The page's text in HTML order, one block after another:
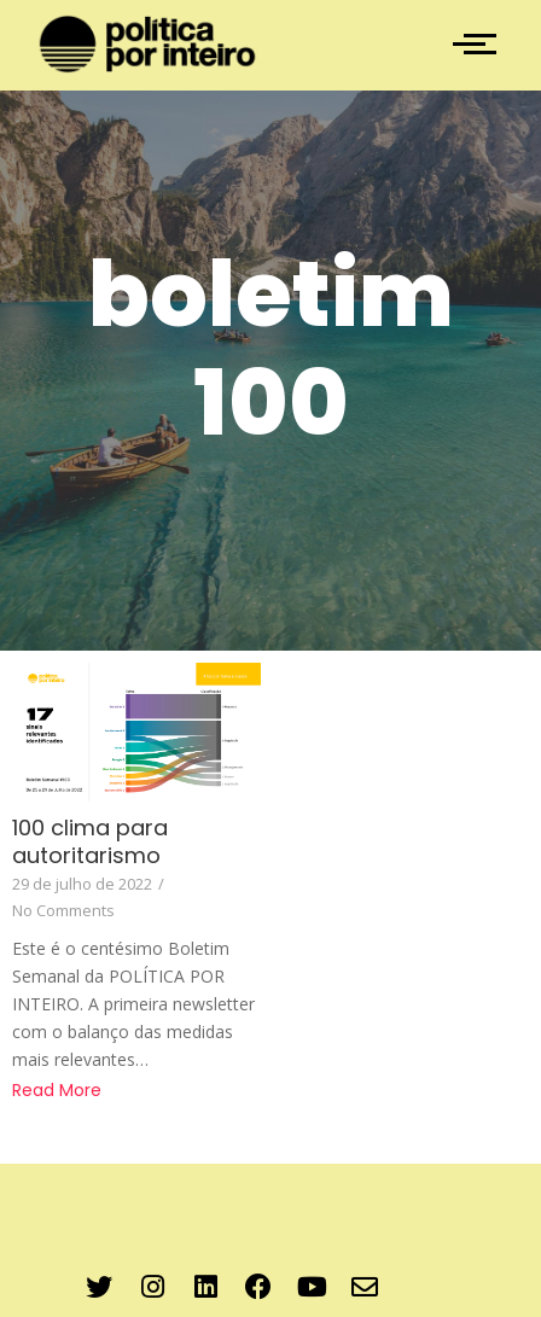
boletim
100
100 clima para
autoritarismo
29 de julho de 2022 /
No Comments
Este é o centésimo Boletim
Semanal da POLÍTICA POR
INTEIRO. A primeira newsletter
com o balanço das medidas
mais relevantes…
Read More